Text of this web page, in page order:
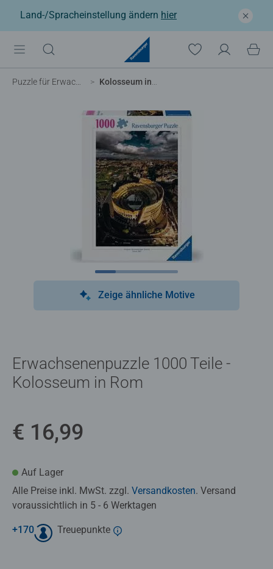
Land-/Spracheinstellung ändern hier
Puzzle für Erwachsene Kolosseum in Rom
Zeige ähnliche Motive
Erwachsenenpuzzle 1000 Teile -
Kolosseum in Rom
€ 16,99
Auf Lager
Alle Preise inkl. MwSt. zzgl. Versandkosten. Versand
voraussichtlich in 5 - 6 Werktagen
+170 Treuepunkte